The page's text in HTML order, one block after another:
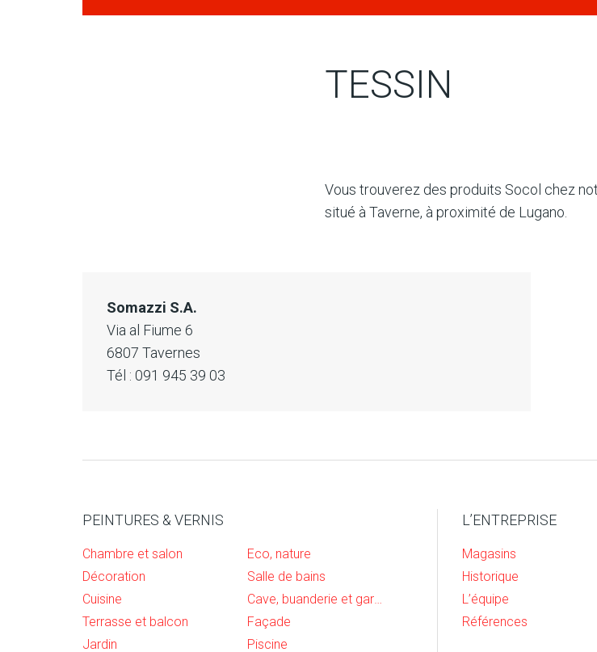
TESSIN
Vous trouverez des produits Socol chez
situé à Taverne, à proximité de Lugano.
Somazzi S.A.
Via al Fiume 6
6807 Tavernes
Tél : 091 945 39 03
PEINTURES & VERNIS
Chambre et salon
Eco, nature
Décoration
Salle de bains
Cuisine
Cave, buanderie et garage
Terrasse et balcon
Façade
Jardin
Piscine
L’ENTREPRISE
Magasins
Historique
L’équipe
Références